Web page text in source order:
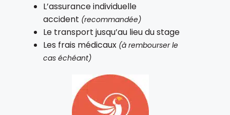
L’assurance individuelle
accident (recommandée)
Le transport jusqu’au lieu du stage
Les frais médicaux (à rembourser le
cas échéant)